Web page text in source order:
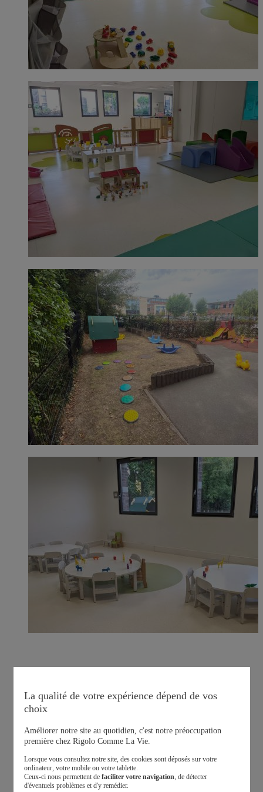
La qualité de votre expérience dépend de vos
choix
Améliorer notre site au quotidien, c'est notre préoccupation
première chez Rigolo Comme La Vie.
Lorsque vous consultez notre site, des cookies sont déposés sur votre
ordinateur, votre mobile ou votre tablette.
Ceux-ci nous permettent de faciliter votre navigation, de détecter
d'éventuels problèmes et d'y remédier.